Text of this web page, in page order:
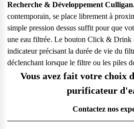
Recherche & Développement
contemporain, se place librement à
simple pression dessus suffit pour que
une eau filtrée. Le bouton Click & Drink
indicateur précisant la durée de vie du
déclenchant lorsque le filtre ou les piles
Vous avez fait votre choix
purificateur
Contactez nos